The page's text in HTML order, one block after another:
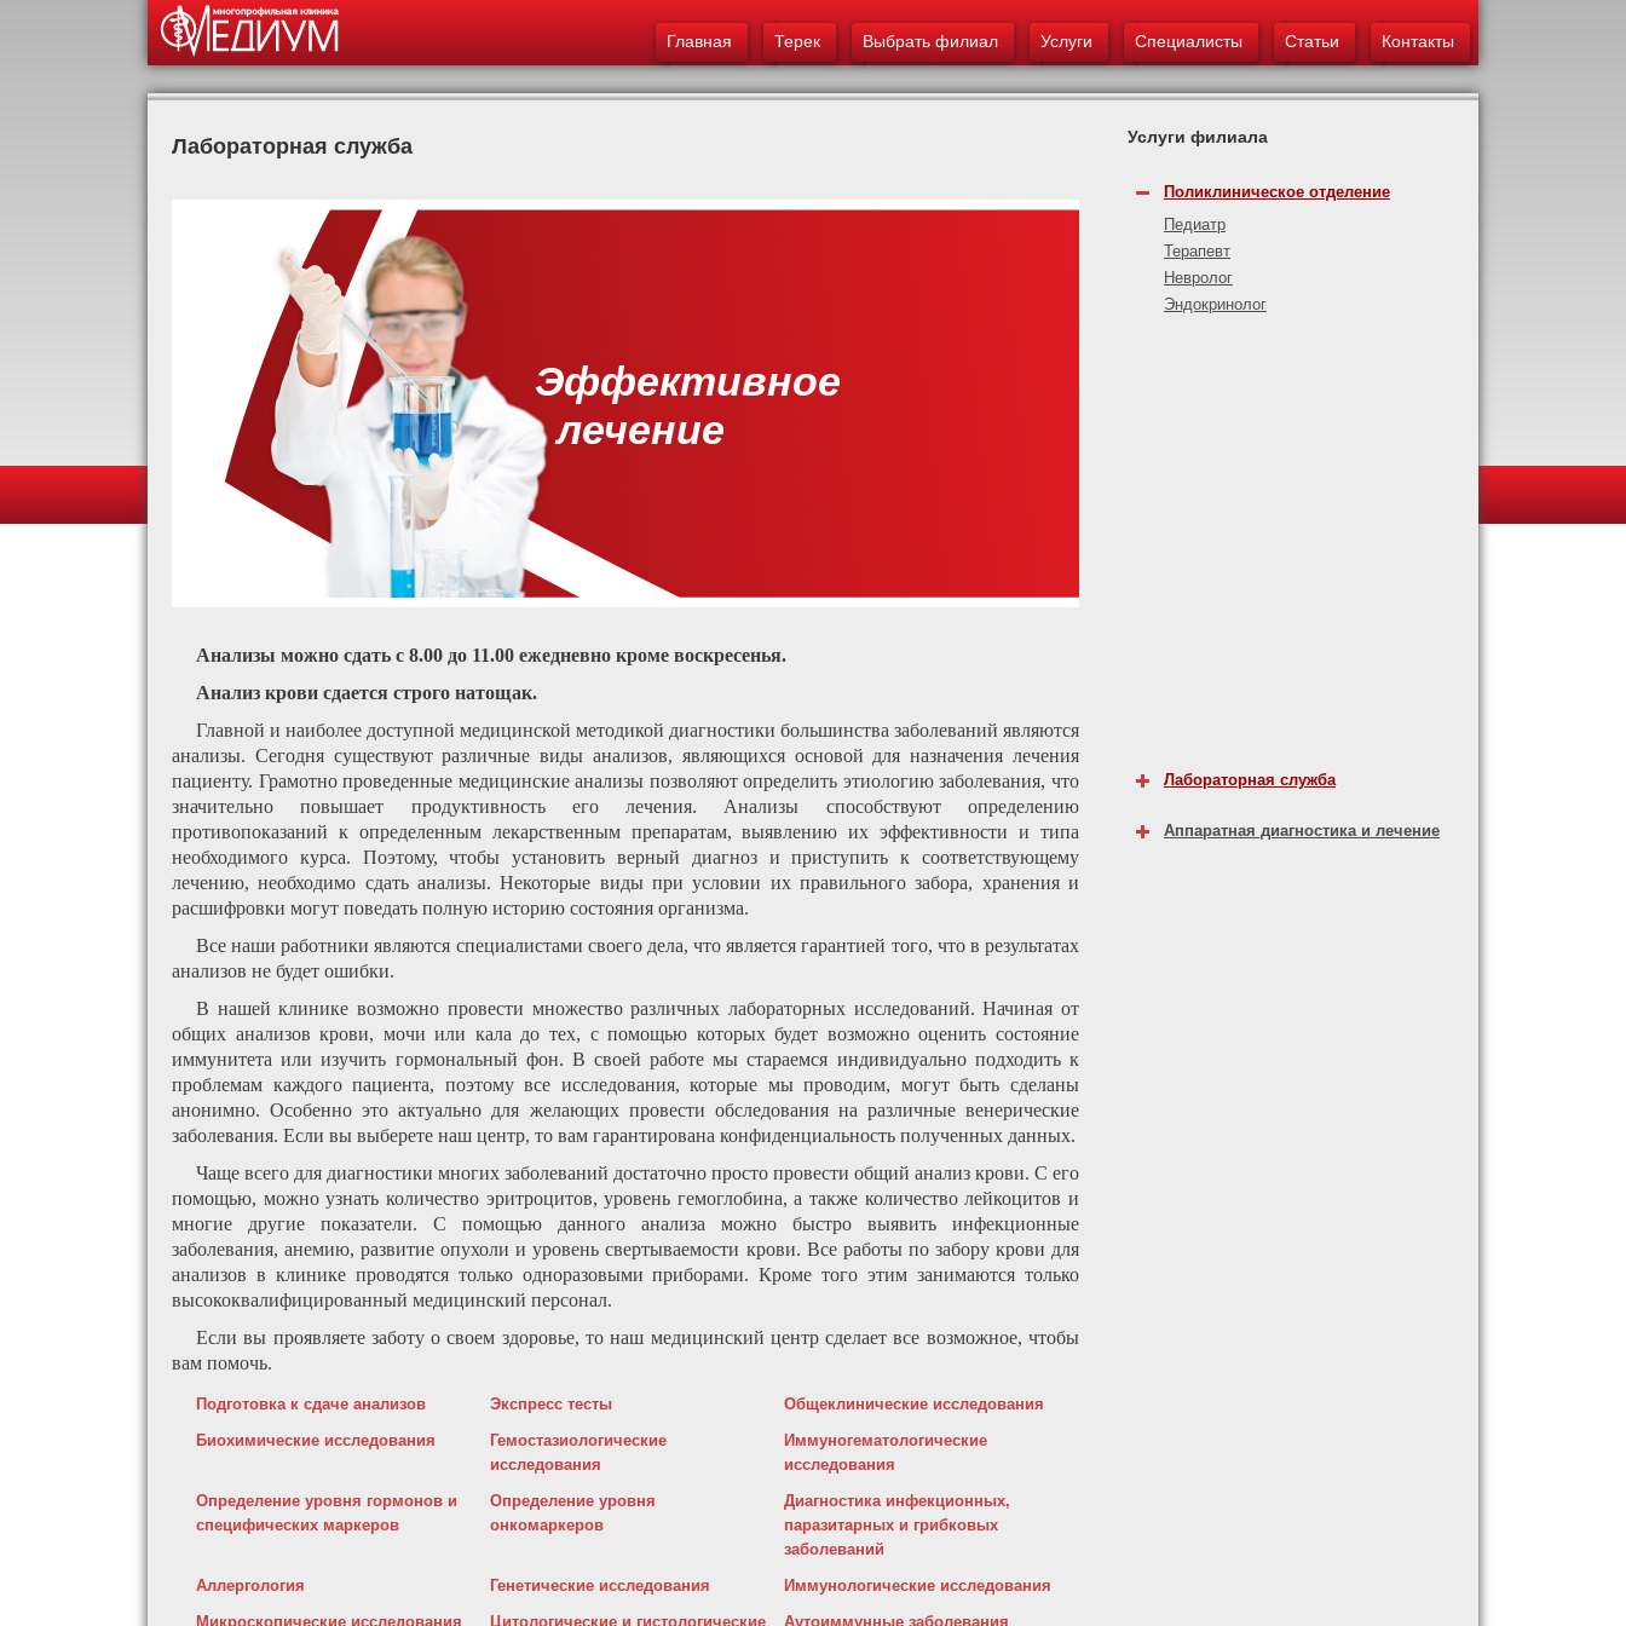
содержанию
Главная
Терек Выбрать филиал Услуги Специалисты Статьи Контакты
Лабораторная служба
Эффективное
лечение
Анализы можно сдать с 8.00 до 11.00 ежедневно кроме воскресенья.
Анализ крови сдается строго натощак.
Главной и наиболее доступной медицинской методикой диагностики большинства заболеваний являются
анализы. Сегодня существуют различные виды анализов, являющихся основой для назначения лечения
пациенту. Грамотно проведенные медицинские анализы позволяют определить этиологию заболевания, что
значительно повышает продуктивность его лечения. Анализы способствуют определению
противопоказаний к определенным лекарственным препаратам, выявлению их эффективности и типа
необходимого курса. Поэтому, чтобы установить верный диагноз и приступить к соответствующему
лечению, необходимо сдать анализы. Некоторые виды при условии их правильного забора, хранения и
расшифровки могут поведать полную историю состояния организма.
Все наши работники являются специалистами своего дела, что является гарантией того, что в результатах
анализов не будет ошибки.
В нашей клинике возможно провести множество различных лабораторных исследований. Начиная от
общих анализов крови, мочи или кала до тех, с помощью которых будет возможно оценить состояние
иммунитета или изучить гормональный фон. В своей работе мы стараемся индивидуально подходить к
проблемам каждого пациента, поэтому все исследования, которые мы проводим, могут быть сделаны
анонимно. Особенно это актуально для желающих провести обследования на различные венерические
заболевания. Если вы выберете наш центр, то вам гарантирована конфиденциальность полученных данных.
Чаще всего для диагностики многих заболеваний достаточно просто провести общий анализ крови. С его
помощью, можно узнать количество эритроцитов, уровень гемоглобина, а также количество лейкоцитов и
многие другие показатели. С помощью данного анализа можно быстро выявить инфекционные
заболевания, анемию, развитие опухоли и уровень свертываемости крови. Все работы по забору крови для
анализов в клинике проводятся только одноразовыми приборами. Кроме того этим занимаются только
высококвалифицированный медицинский персонал.
Если вы проявляете заботу о своем здоровье, то наш медицинский центр сделает все возможное, чтобы
вам помочь.
Подготовка к сдаче анализов Экспресс тесты
Общеклинические исследования
Биохимические исследования
Гемостазиологические
исследования
Иммуногематологические
исследования
Определение уровня гормонов и
специфических маркеров
Определение уровня
онкомаркеров
Диагностика инфекционных,
паразитарных и грибковых
заболеваний
Аллергология
Генетические исследования
Иммунологические исследования
Микроскопические исследования
Цитологические и гистологические Аутоиммунные заболевания
Услуги филиала
Поликлиническое отделение
Педиатр
Терапевт
Невролог
Эндокринолог
Лабораторная служба
Аппаратная диагностика и лечение